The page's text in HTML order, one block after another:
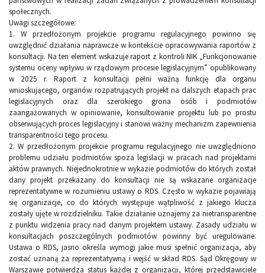
społecznych.
Uwagi szczegółowe:
1. W przedłożonym projekcie programu regulacyjnego powinno się
uwzględnić działania naprawcze w kontekście opracowywania raportów z
konsultacji. Na ten element wskazuje raport z kontroli NIK „Funkcjonowanie
systemu oceny wpływu w rządowym procesie legislacyjnym” opublikowany
w 2025 r. Raport z konsultacji pełni ważną funkcję dla organu
wnioskującego, organów rozpatrujących projekt na dalszych etapach prac
legislacyjnych oraz dla szerokiego grona osób i podmiotów
zaangażowanych w opiniowanie, konsultowanie projektu lub po prostu
obserwujących proces legislacyjny i stanowi ważny mechanizm zapewnienia
transparentności tego procesu.
2. W przedłożonym projekcie programu regulacyjnego nie uwzględniono
problemu udziału podmiotów spoza legislacji w pracach nad projektami
aktów prawnych. Niejednokrotnie w wykazie podmiotów do których został
dany projekt przekazany do konsultacji nie są wskazane organizacje
reprezentatywne w rozumieniu ustawy o RDS. Często w wykazie pojawiają
się organizacje, co do których występuje wątpliwość z jakiego klucza
zostały ujęte w rozdzielniku. Takie działanie uznajemy za nietransparentne
z punktu widzenia pracy nad danym projektem ustawy. Zasady udziału w
konsultacjach poszczególnych podmiotów powinny być uregulowane.
Ustawa o RDS, jasno określa wymogi jakie musi spełnić organizacja, aby
zostać uznaną za reprezentatywną i wejść w skład RDS. Sąd Okręgowy w
Warszawie potwierdza status każdej z organizacji, której przedstawiciele